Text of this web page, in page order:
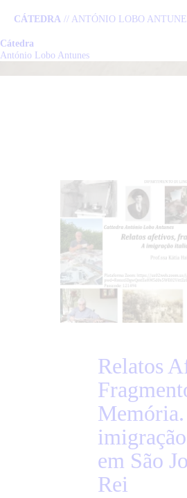
CÁTEDRA // ANTÓNIO LOBO
Cátedra
António Lobo Antunes
Relatos
em São
Rei